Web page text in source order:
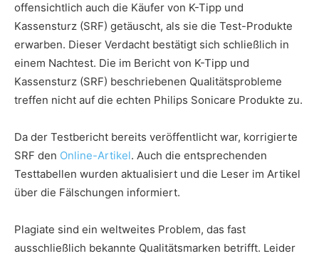
offensichtlich auch die Käufer von K-Tipp und
Kassensturz (SRF) getäuscht, als sie die Test-Produkte
erwarben. Dieser Verdacht bestätigt sich schließlich in
einem Nachtest. Die im Bericht von K-Tipp und
Kassensturz (SRF) beschriebenen Qualitätsprobleme
treffen nicht auf die echten Philips Sonicare Produkte zu.
Da der Testbericht bereits veröffentlicht war, korrigierte
SRF den Online-Artikel. Auch die entsprechenden
Testtabellen wurden aktualisiert und die Leser im Artikel
über die Fälschungen informiert.
Plagiate sind ein weltweites Problem, das fast
ausschließlich bekannte Qualitätsmarken betrifft. Leider